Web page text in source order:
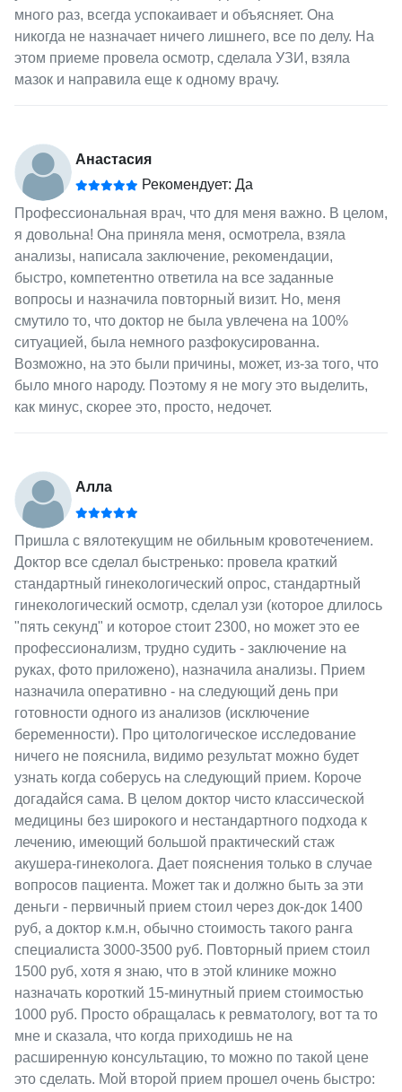
много раз, всегда успокаивает и объясняет. Она
никогда не назначает ничего лишнего, все по делу. На
этом приеме провела осмотр, сделала УЗИ, взяла
мазок и направила еще к одному врачу.
Анастасия
Рекомендует: Да
Профессиональная врач, что для меня важно. В целом,
я довольна! Она приняла меня, осмотрела, взяла
анализы, написала заключение, рекомендации,
быстро, компетентно ответила на все заданные
вопросы и назначила повторный визит. Но, меня
смутило то, что доктор не была увлечена на 100%
ситуацией, была немного разфокусированна.
Возможно, на это были причины, может, из-за того, что
было много народу. Поэтому я не могу это выделить,
как минус, скорее это, просто, недочет.
Алла
Пришла с вялотекущим не обильным кровотечением.
Доктор все сделал быстренько: провела краткий
стандартный гинекологический опрос, стандартный
гинекологический осмотр, сделал узи (которое длилось
"пять секунд" и которое стоит 2300, но может это ее
профессионализм, трудно судить - заключение на
руках, фото приложено), назначила анализы. Прием
назначила оперативно - на следующий день при
готовности одного из анализов (исключение
беременности). Про цитологическое исследование
ничего не пояснила, видимо результат можно будет
узнать когда соберусь на следующий прием. Короче
догадайся сама. В целом доктор чисто классической
медицины без широкого и нестандартного подхода к
лечению, имеющий большой практический стаж
акушера-гинеколога. Дает пояснения только в случае
вопросов пациента. Может так и должно быть за эти
деньги - первичный прием стоил через док-док 1400
руб, а доктор к.м.н, обычно стоимость такого ранга
специалиста 3000-3500 руб. Повторный прием стоил
1500 руб, хотя я знаю, что в этой клинике можно
назначать короткий 15-минутный прием стоимостью
1000 руб. Просто обращалась к ревматологу, вот та то
мне и сказала, что когда приходишь не на
расширенную консультацию, то можно по такой цене
это сделать. Мой второй прием прошел очень быстро: